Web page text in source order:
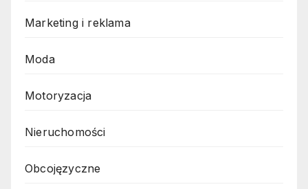
Marketing i reklama
Moda
Motoryzacja
Nieruchomości
Obcojęzyczne